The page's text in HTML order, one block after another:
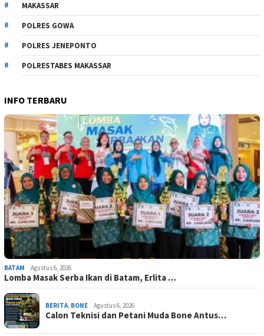
MAKASSAR
POLRES GOWA
POLRES JENEPONTO
POLRESTABES MAKASSAR
INFO TERBARU
BATAM Agustus 6, 2026
Lomba Masak Serba Ikan di Batam, Erlita …
BERITA, BONE Agustus 6, 2026
Calon Teknisi dan Petani Muda Bone Antus…